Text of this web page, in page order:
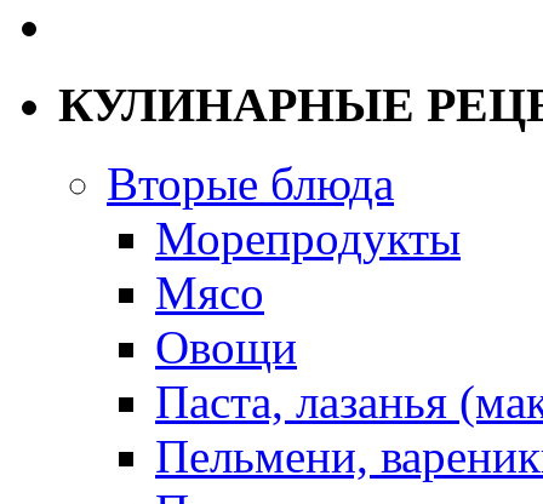
КУЛИНАРНЫЕ
Вторые блюда
Морепродукты
Мясо
Овощи
Паста, лазанья
Пельмени,